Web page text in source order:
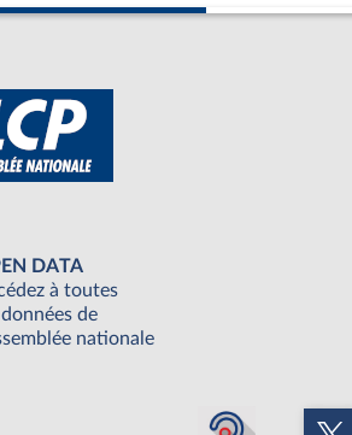
DATA
à toutes
données de
nationale